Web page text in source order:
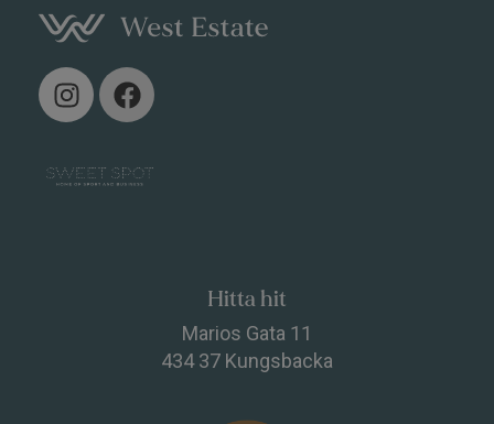
I
n
t
a
F
a
e
b
Hitta hit
Marios Gata 11
434 37 Kungsbacka